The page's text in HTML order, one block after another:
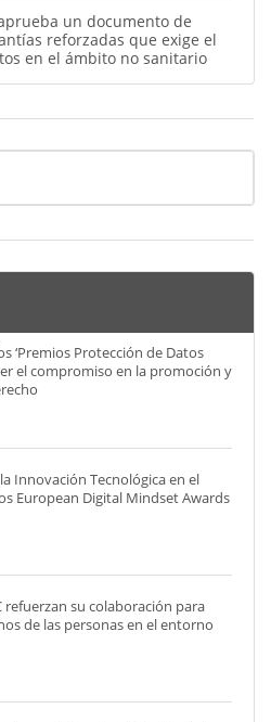
un documento de
reforzadas que exige el
en el ámbito no sanitario
‘Premios Protección de Datos
el compromiso en la promoción y
Innovación Tecnológica en el
European Digital Mindset Awards
refuerzan su colaboración para
de las personas en el entorno